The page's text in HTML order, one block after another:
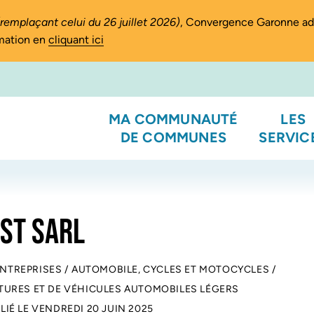
celui du 26 juillet 2026), Convergence Garonne
en cliquant ici
MA COMMUNAUTÉ
DE COMMUNES
LES
SARL
/ AUTOMOBILE, CYCLES ET MOTOCYCLES /
ET DE VÉHICULES AUTOMOBILES LÉGERS
LEVENDREDI 20 JUIN 2025